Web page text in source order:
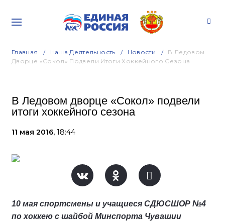
Главная Наша Деятельность Новости
В Ледовом
Дворце «Сокол» Подвели Итоги Хоккейного Сезона
В Ледовом дворце «Сокол» подвели
итоги хоккейного сезона
11 мая 2016, 18:44
10 мая спортсмены и учащиеся СДЮСШОР №4
по хоккею с шайбой Минспорта Чувашии